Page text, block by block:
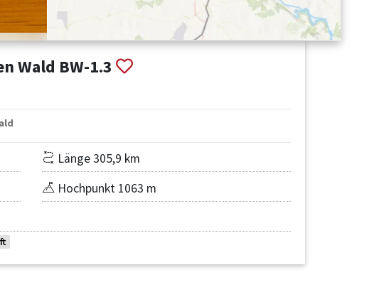
Wald BW-1.3
Länge 305,9 km
Hochpunkt 1063 m